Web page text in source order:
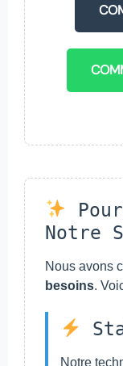
Notre
Nous avons
besoins.
Notre